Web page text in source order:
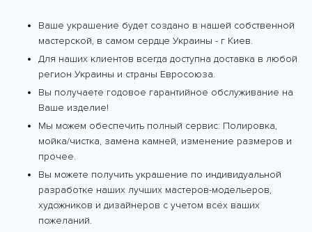
Ваше украшение будет создано в нашей собственной
мастерской, в самом сердце Украины - г Киев.
Для наших клиентов всегда доступна доставка в любой
регион Украины и страны Евросоюза.
Вы получаете годовое гарантийное обслуживание на
Ваше изделие!
Мы можем обеспечить полный сервис: Полировка,
мойка/чистка, замена камней, изменение размеров и
прочее.
Вы можете получить украшение по индивидуальной
разработке наших лучших мастеров-модельеров,
художников и дизайнеров с учетом всех ваших
пожеланий.